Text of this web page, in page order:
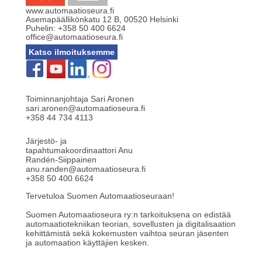
www.automaatioseura.fi
Asemapäällikönkatu 12 B 00520 Helsinki
Puhelin: +358 50 400 6624
office@automaatioseura.fi
Katso ilmoituksemme
Toiminnanjohtaja Sari Aronen
sari.aronen@automaatioseura.fi
+358 44 734 4113
Järjestö- ja
tapahtumakoordinaattori Anu
Randén-Siippainen
anu.randen@automaatioseura.fi
+358 50 400 6624
Tervetuloa Suomen Automaatioseuraan!
Suomen Automaatioseura ry:n tarkoituksena on edistää
automaatiotekniikan teorian, sovellusten ja digitalisaation
kehittämistä sekä kokemusten vaihtoa seuran jäsenten
ja automaation käyttäjien kesken.